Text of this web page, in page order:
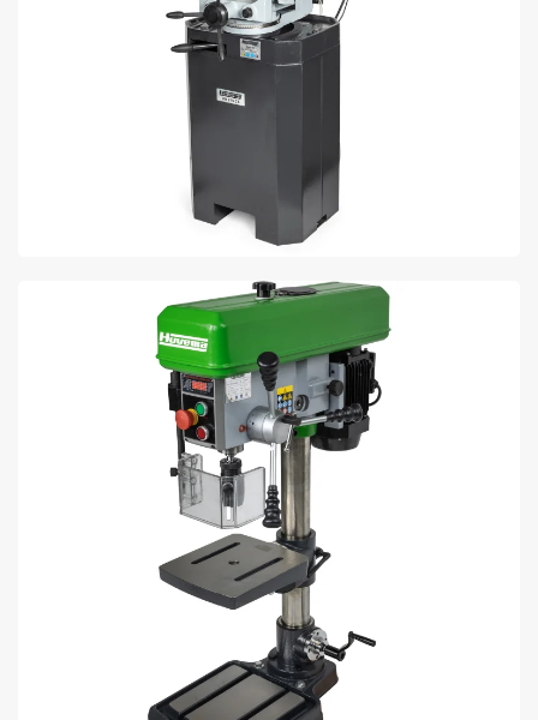
ONLINE BIJ LTC.
BENT U OP ZOEK NAAR EEN BOORMACHINE?
ONTDEK ONS ASSORTIMENT BOORMACHINES
ONLINE BIJ LTC.
BEKIJK AANBOD